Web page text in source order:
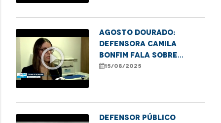
play_circle_outline
Agosto Dourado:
Defensora Camila
Bonfim fala sobre
direito à amamentação
15/08/2025
Defensor Público